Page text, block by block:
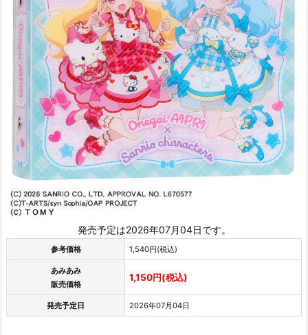
発売予定は2026年07月04日です。
参考価格 1,540円(税込)
あみあみ
販売価格
1,150円(税込)
発売予定日 2026年07月04日